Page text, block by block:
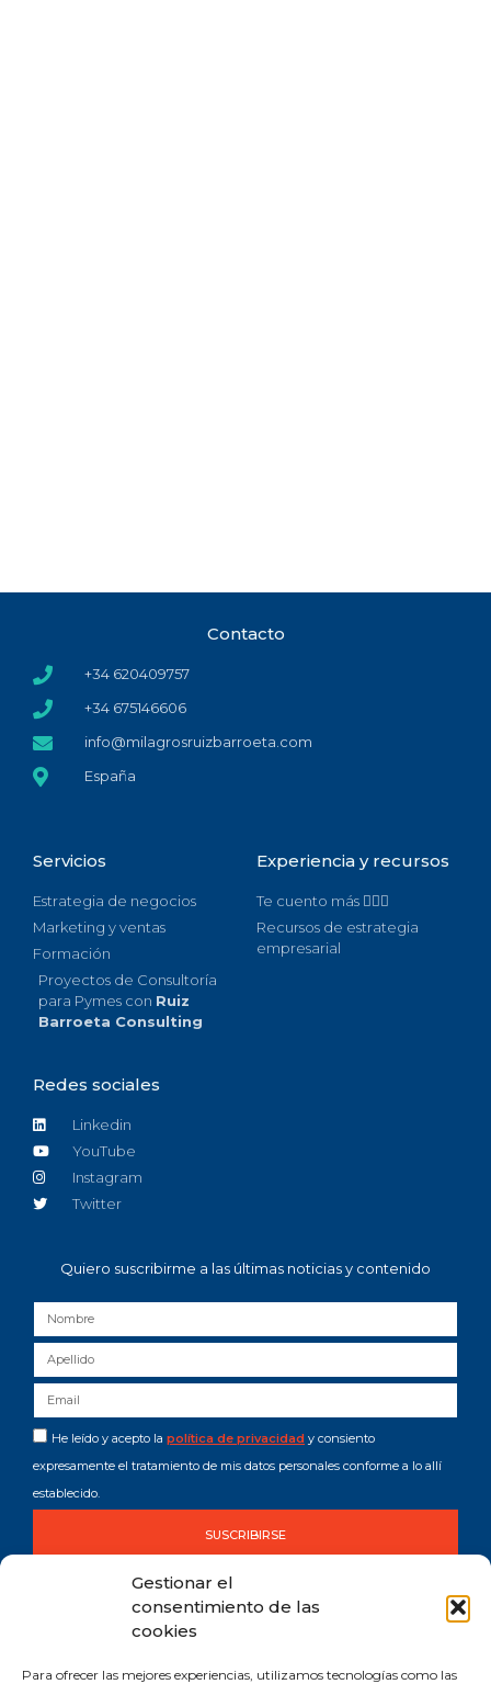
Gestionar el
consentimiento de las
cookies
Para ofrecer las mejores experiencias, utilizamos tecnologías como las
Contacto
+34 620409757
+34 675146606
info@milagrosruizbarroeta.com
España
Servicios
Estrategia de negocios
Marketing y ventas
Formación
Proyectos de Consultoría
para Pymes con Ruiz
Barroeta Consulting
Experiencia y recursos
Te cuento más 🙋🏻‍♀️
Recursos de estrategia
empresarial
Redes sociales
Linkedin
YouTube
Instagram
Twitter
Quiero suscribirme a las últimas noticias y contenido
He leído y acepto la política de privacidad y consiento
expresamente el tratamiento de mis datos personales conforme a lo allí
establecido.
SUSCRIBIRSE